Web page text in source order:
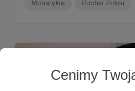
Cenimy
Motocykle Puchar Polski